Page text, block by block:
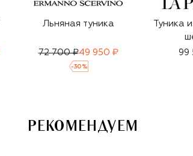
Льняная туника
72 700 ₽49 950 ₽
-30 %
Туника
99
РЕКОМЕНДУЕМ